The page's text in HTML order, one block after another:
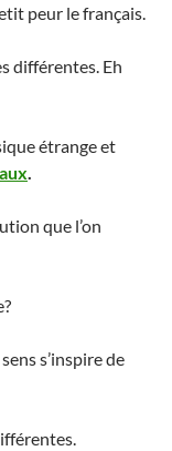
peur le français.
différentes. Eh
étrange et
.
que l’on
s’inspire de